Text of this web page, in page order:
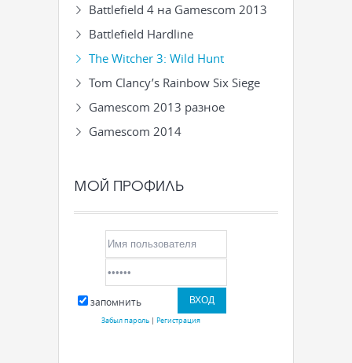
Battlefield 4 на Gamescom 2013
Battlefield Hardline
The Witcher 3: Wild Hunt
Tom Clancy’s Rainbow Six Siege
Gamescom 2013 разное
Gamescom 2014
МОЙ ПРОФИЛЬ
запомнить
Забыл пароль| Регистрация